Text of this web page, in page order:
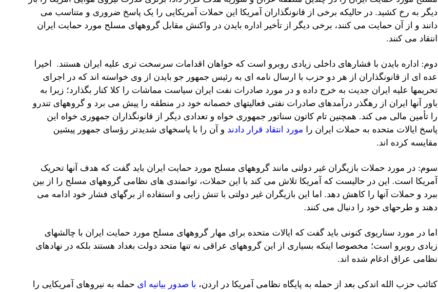
دیگر به رخ کشید. در حالیکه برخی از قانونگذاران آمریکا این حملات آمریکایی را یک پاسخ ضروری و متناسب می
دانند و از آن حمایت می کنند، برخی دیگر از تأخیر اداره بایدن در واکنش مقابل گروههای مسلح مورد حمایت ایران
انتقاد می کنند.
دوم: اداره بایدن با فشارهای داخلی زیادی روبرو است که خواهان اقدامات سرسخت تری علیه ایران هستند. اخیرا
عده ای از قانونگذاران از هر دو حزب با ارسال نامه ای به رئیس جمهور جو بایدن از وی خواسته اند که در اجرای
تحریمها علیه ایران جدیت به خرج داده و در مورد صادرات نفت ایران سیاست مماشات را کلا کنار بگذارد؛ زیرا به
باور آنها ایران از رهگذر درآمدهای صادرات نفتی فعالیتهای خصمانه خود در منطقه را پیش می برد و گروههای تندرو
را تأمین مالی می کند. همچنین تام کاتون سناتور جمهوری خواه و تعدادی دیگر از قانونگذاران جمهوری خواه این
پاسخ ایالات متحده به حملات ایران را مورد انتقاد قرار دادند و آن را با پاسخهای شدیدتر رؤسای جمهور پیشین
مقایسه کرده اند.
سوم: در مورد حملات بازیگران غیر دولتی مانند گروههای مسلح مورد حمایت ایران باید گفت که هدف آنها تحریک
آمریکا است. این در حالیست که آمریکا تلاش می کند با این حملات، توانمندی های نظامی گروههای مسلح را از بین
ببرد و حملات آنها را کاهش دهد. اما این بازیگران غیر دولتی با تنش زایی و استفاده از برگهای فشار خود ادامه می
دهند و طرحهای خود را دنبال می کنند.
اما در مورد سناریوی کنونی باید گفت که ایالات متحده برای مهار گروههای مسلح مورد حمایت ایران با چالشهای
زیادی روبرو است؛ مخصوصا اینکه بسیاری از این گروههای عراقی نه تنها متحد دولت بغداد هستند بلکه در نهادهای
نظامی عراق ادغام شده اند.
کتائب حزب الله اندکی بعد از حمله به پایگاه نظامی آمریکا در اردن، با صدور بیانیه ای حمله به نیروهای آمریکایی را